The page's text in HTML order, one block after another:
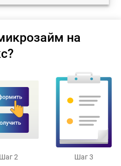
на
Шаг 2
Шаг 3